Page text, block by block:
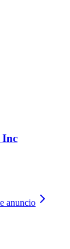
Inc
anuncio